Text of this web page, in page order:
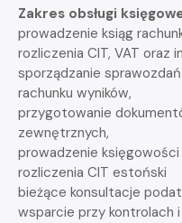
Zakres obsługi
prowadzenie ksiąg
rozliczenia CIT, VAT oraz
sporządzanie
rachunku wyników,
przygotowanie
zewnętrznych,
prowadzenie księgowości
rozliczenia CIT estoński
bieżące konsultacje
wsparcie przy kontrolach